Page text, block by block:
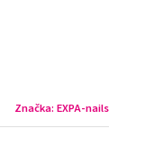
Značka: EXPA-nails